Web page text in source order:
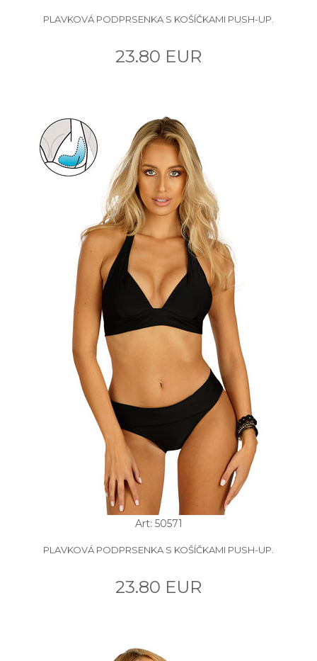
PLAVKOVÁ PODPRSENKA S KOŠÍČKAMI PUSH-UP.
23.80 EUR
Art: 50571
PLAVKOVÁ PODPRSENKA S KOŠÍČKAMI PUSH-UP.
23.80 EUR